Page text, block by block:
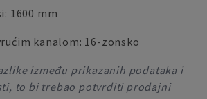
1600 mm
kanalom: 16-zonsko
između prikazanih podataka i
to bi trebao potvrditi prodajni